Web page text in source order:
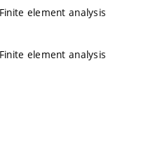
element analysis
element analysis